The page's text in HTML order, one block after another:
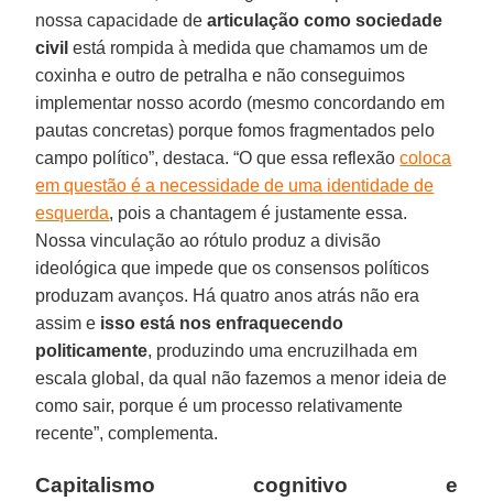
nossa capacidade dearticulação como sociedade
civil está rompida à medida que chamamos um de
coxinha e outro de petralha e não conseguimos
implementar nosso acordo (mesmo concordando em
pautas concretas) porque fomos fragmentados pelo
campo político”, destaca. “O que essa reflexãocoloca
em questão é a necessidade de uma identidade de
esquerda, pois a chantagem é justamente essa.
Nossa vinculação ao rótulo produz a divisão
ideológica que impede que os consensos políticos
produzam avanços. Há quatro anos atrás não era
assim e isso está nos enfraquecendo
politicamente, produzindo uma encruzilhada em
escala global, da qual não fazemos a menor ideia de
como sair, porque é um processo relativamente
recente”, complementa.
Capitalismo cognitivo e